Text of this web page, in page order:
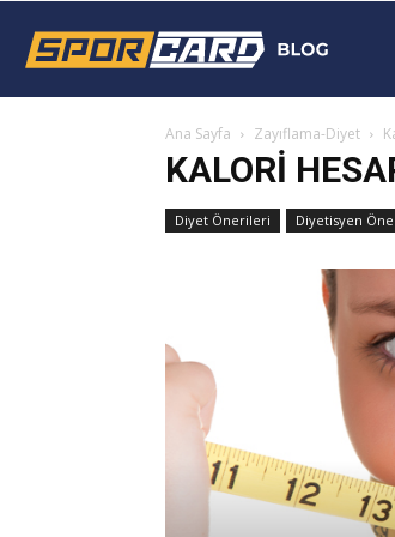
Blog
Ana Sayfa Zayıflama-Diyet
KALORI
Diyet Önerileri Diyetisyen